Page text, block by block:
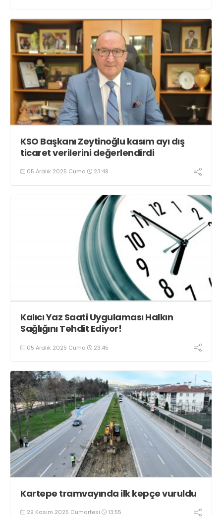
KSO Başkanı Zeytinoğlu kasım ayı dış
ticaret verilerini değerlendirdi
05 Aralık 2025 Cuma 23:49
Kalıcı Yaz Saati Uygulaması Halkın
Sağlığını Tehdit Ediyor!
05 Aralık 2025 Cuma 23:45
Kartepe tramvayında ilk kepçe vuruldu
29 Kasım 2025 Cumartesi 13:55